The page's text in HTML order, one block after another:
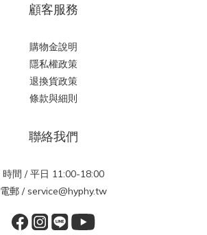
顧客服務
購物金說明
隱私權政策
退換貨政策
條款與細則
聯絡我們
時間 / 平日 11:00-18:00
電郵 / service@hyphy.tw